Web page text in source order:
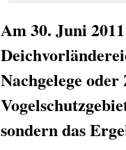
Am 30. Juni
Nachgelege
sondern das